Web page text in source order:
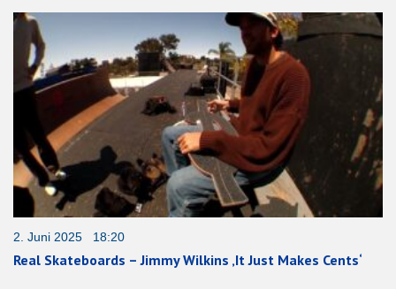
2. Juni 2025 18:20
Real Skateboards – Jimmy Wilkins ‚It Just Makes Cents‘